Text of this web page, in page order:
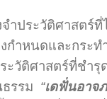
ำประวัติศาสตร์
กำหนดและกระ
ะวัติศาสตร์ที่ชำ
รรม “เดฟั่นอาจ